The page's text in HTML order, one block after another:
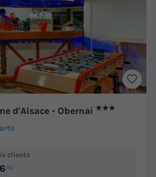
d'Alsace - Obernai ★★★
clients
/10